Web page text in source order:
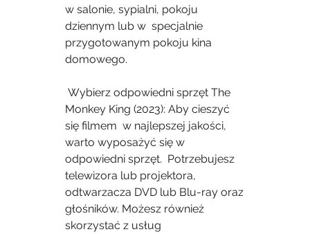
w salonie, sypialni, pokoju
dziennym lub w  specjalnie
przygotowanym pokoju kina
domowego.
Monkey King (2023): Aby cieszyć
się filmem  w najlepszej jakości,
warto wyposażyć się w
odpowiedni sprzęt.  Potrzebujesz
telewizora lub projektora,
odtwarzacza DVD lub Blu-ray oraz
głośników. Możesz również
skorzystać z usług